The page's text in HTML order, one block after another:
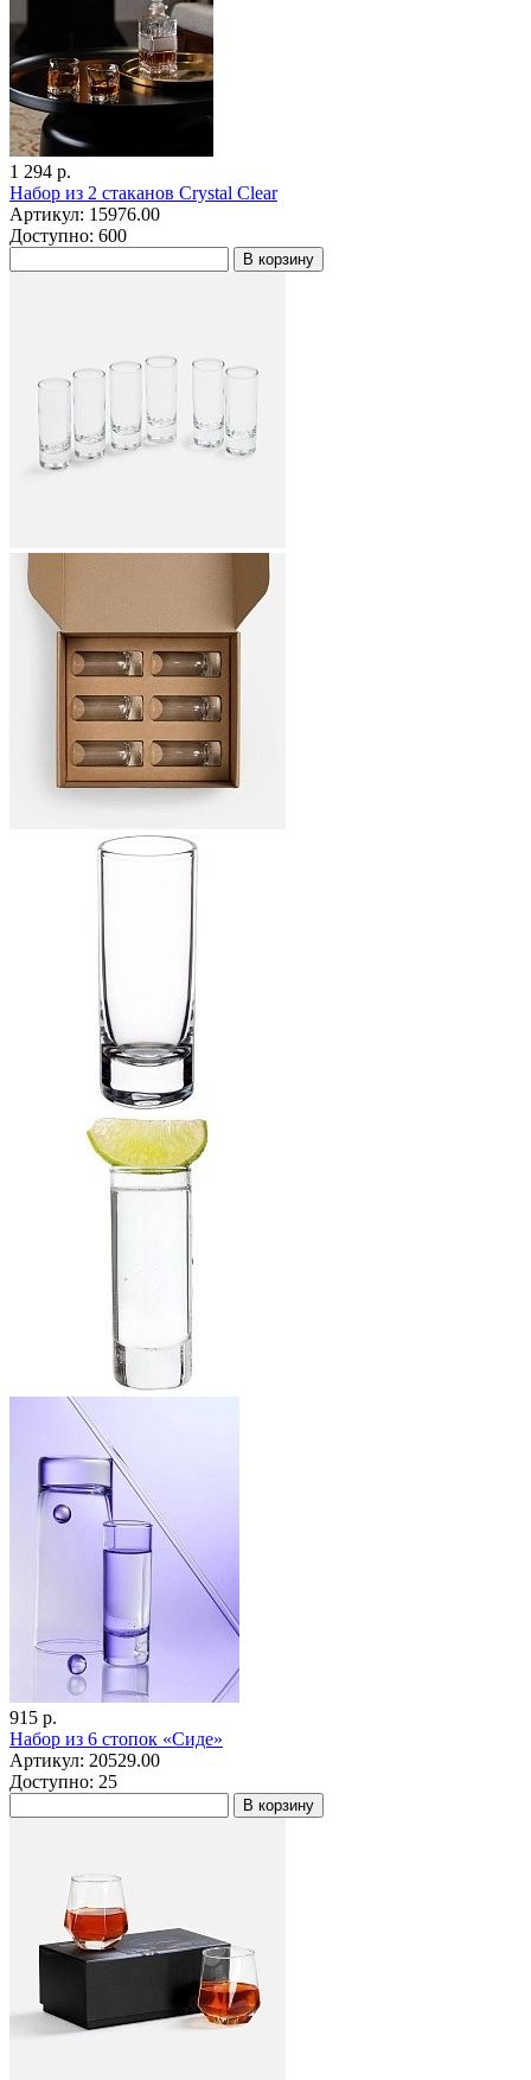
1 294 р.
Набор из 2 стаканов Crystal Clear
Артикул: 15976.00
Доступно: 600
В корзину
915 р.
Набор из 6 стопок «Сиде»
Артикул: 20529.00
Доступно: 25
В корзину